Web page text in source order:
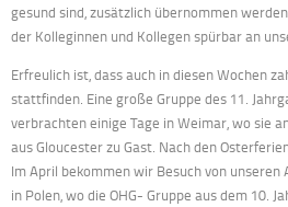
gesund sind, zusätzlich übernommen
der Kolleginnen und Kollegen spürbar an
Erfreulich ist, dass auch in diesen Wochen
stattfinden. Eine große Gruppe des 11.
verbrachten einige Tage in Weimar, wo sie
aus Gloucester zu Gast. Nach den
Im April bekommen wir Besuch von
in Polen, wo die OHG- Gruppe aus dem 10.